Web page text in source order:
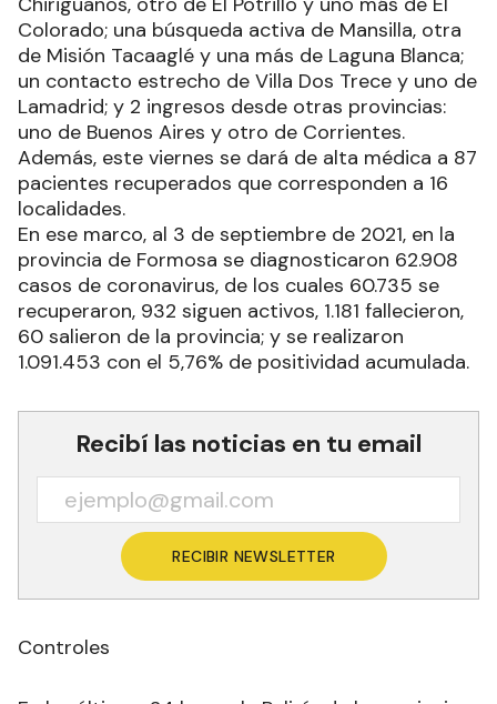
Colorado; una búsqueda activa de Mansilla, otra
de Misión Tacaaglé y una más de Laguna Blanca;
un contacto estrecho de Villa Dos Trece y uno de
Lamadrid; y 2 ingresos desde otras provincias:
uno de Buenos Aires y otro de Corrientes.
Además, este viernes se dará de alta médica a 87
pacientes recuperados que corresponden a 16
localidades.
En ese marco, al 3 de septiembre de 2021, en la
provincia de Formosa se diagnosticaron 62.908
casos de coronavirus, de los cuales 60.735 se
recuperaron, 932 siguen activos, 1.181 fallecieron,
60 salieron de la provincia; y se realizaron
1.091.453 con el 5,76% de positividad acumulada.
Recibí las noticias en tu email
RECIBIR NEWSLETTER
Controles